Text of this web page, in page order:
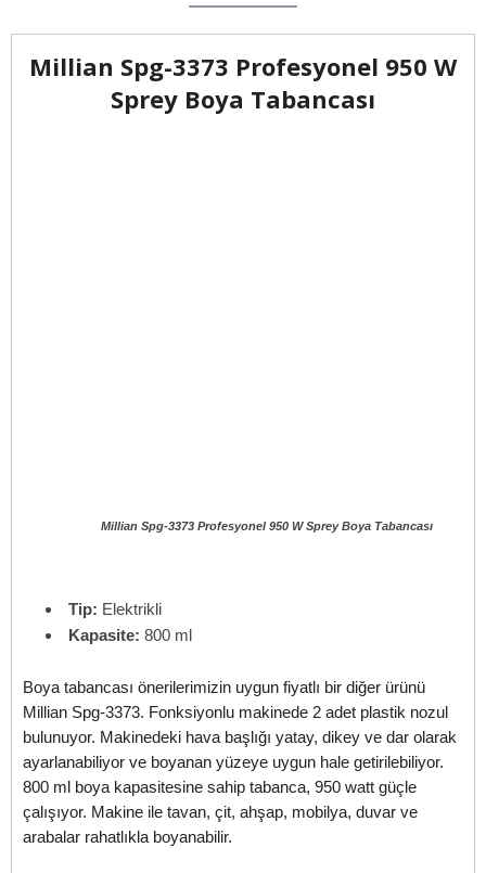
Millian Spg-3373 Profesyonel 950 W
Sprey Boya Tabancası
Millian Spg-3373 Profesyonel 950 W Sprey Boya Tabancası
Tip: Elektrikli
Kapasite: 800 ml
Boya tabancası önerilerimizin uygun fiyatlı bir diğer ürünü
Millian Spg-3373. Fonksiyonlu makinede 2 adet plastik nozul
bulunuyor. Makinedeki hava başlığı yatay, dikey ve dar olarak
ayarlanabiliyor ve boyanan yüzeye uygun hale getirilebiliyor.
800 ml boya kapasitesine sahip tabanca, 950 watt güçle
çalışıyor. Makine ile tavan, çit, ahşap, mobilya, duvar ve
arabalar rahatlıkla boyanabilir.